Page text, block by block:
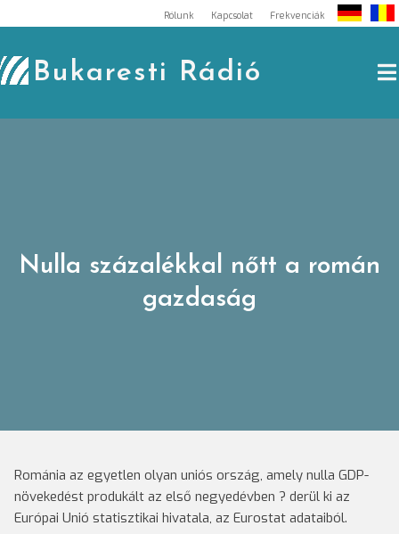
to
content
Rólunk Kapcsolat Frekvenciák
Bukaresti Rádió
Nulla százalékkal nőtt a román
gazdaság
Románia az egyetlen olyan uniós ország, amely nulla GDP-
növekedést produkált az első negyedévben ? derül ki az
Európai Unió statisztikai hivatala, az Eurostat adataiból.